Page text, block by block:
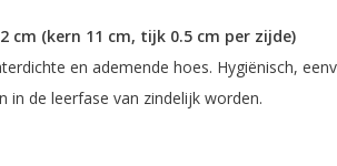
(kern 11 cm, tijk 0.5 cm per zijde)
en ademende hoes. Hygiënisch,
in de leerfase van zindelijk worden.